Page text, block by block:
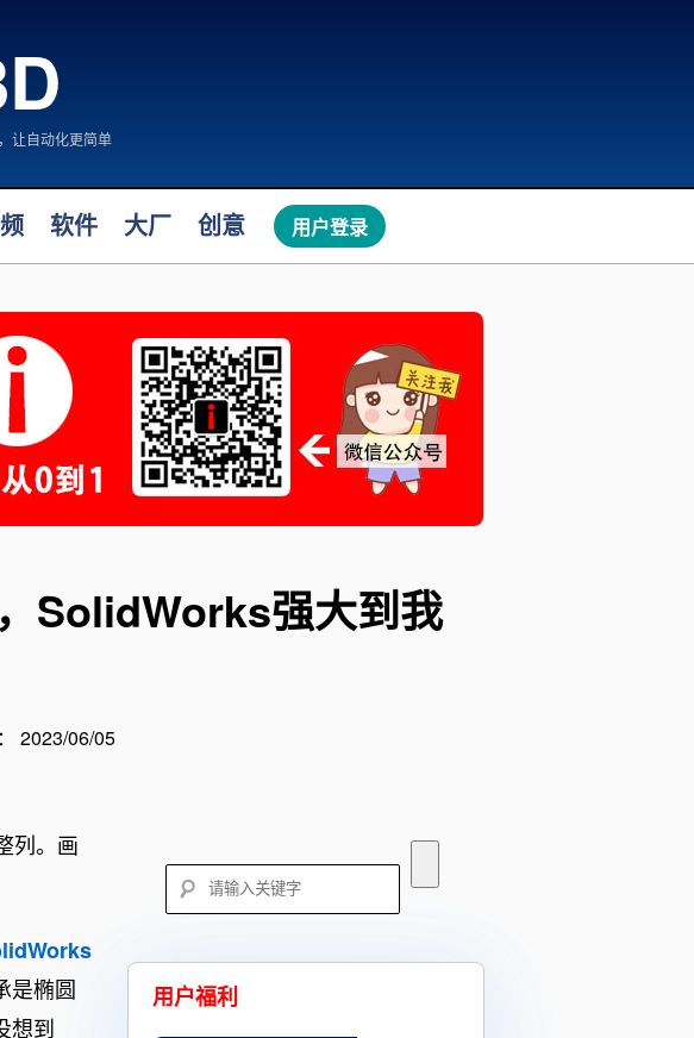
让自动化更简单
软件 大厂 创意 用户登录
SolidWorks强大到我
2023/06/05
列。画
是椭圆
想到
用户福利